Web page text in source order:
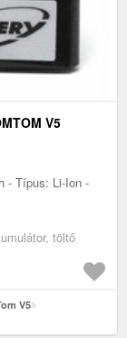
V5
- Típus: Li-Ion -
töltő
V5